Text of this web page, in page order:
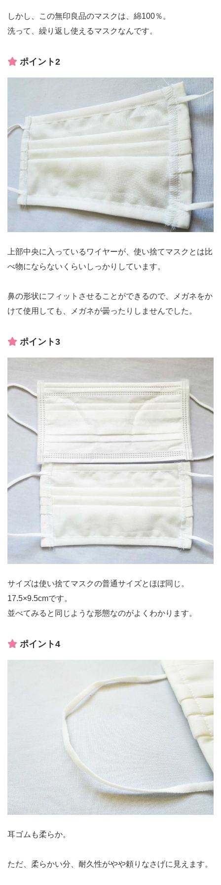
しかし、この無印良品のマスクは、綿100％。
洗って、繰り返し使えるマスクなんです。
ポイント2
上部中央に入っているワイヤーが、使い捨てマスクとは比
べ物にならないくらいしっかりしています。
鼻の形状にフィットさせることができるので、メガネをか
けて使用しても、メガネが曇ったりしませんでした。
ポイント3
サイズは使い捨てマスクの普通サイズとほぼ同じ。
17.5×9.5cmです。
並べてみると同じような形態なのがよくわかります。
ポイント4
耳ゴムも柔らか。
ただ、柔らかい分、耐久性がやや頼りなさげに見えます。